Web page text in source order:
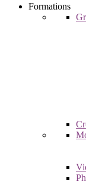
Formations